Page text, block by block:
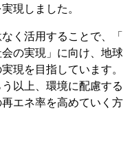
現しました。
く活用することで、「
の実現」に向け、地球
現を目指しています。
以上、環境に配慮する
エネ率を高めていく方